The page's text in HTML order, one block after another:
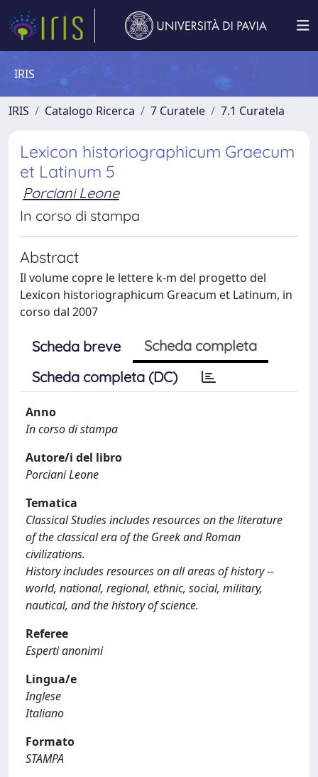
IRIS
IRIS Catalogo Ricerca 7 Curatele 7.1 Curatela
Lexicon historiographicum Graecum
et Latinum 5
Porciani Leone
In corso di stampa
Abstract
Il volume copre le lettere k-m del progetto del
Lexicon historiographicum Greacum et Latinum, in
corso dal 2007
Scheda breve
Scheda completa
Scheda completa (DC)
Anno
In corso di stampa
Autore/i del libro
Porciani Leone
Tematica
Classical Studies includes resources on the literature
of the classical era of the Greek and Roman
civilizations.
History includes resources on all areas of history --
world, national, regional, ethnic, social, military,
nautical, and the history of science.
Referee
Esperti anonimi
Lingua/e
Inglese
Italiano
Formato
STAMPA